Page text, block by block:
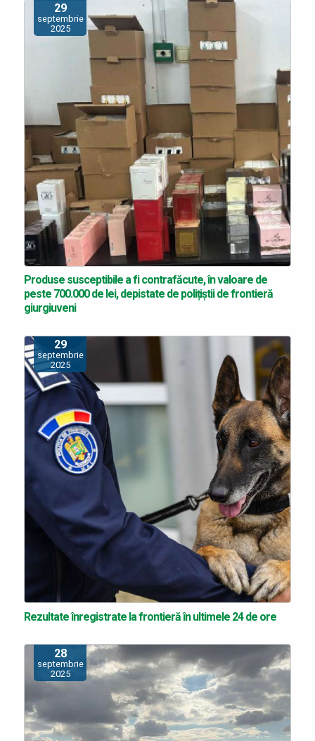
29
septembrie
2025
Produse susceptibile a fi contrafăcute, în valoare de
peste 700.000 de lei, depistate de polițiștii de frontieră
giurgiuveni
29
septembrie
2025
Rezultate înregistrate la frontieră în ultimele 24 de ore
28
septembrie
2025